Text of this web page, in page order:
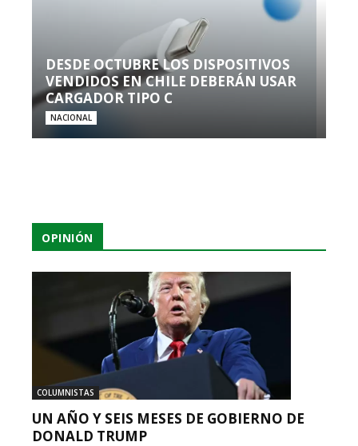
DESDE OCTUBRE LOS DISPOSITIVOS
VENDIDOS EN CHILE DEBERÁN USAR
CARGADOR TIPO C
NACIONAL
OPINIÓN
COLUMNISTAS
UN AÑO Y SEIS MESES DE GOBIERNO DE
DONALD TRUMP